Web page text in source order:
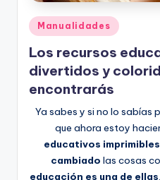
Publicado
en
Manualidades
Los recursos
divertidos y
encontrarás
Ya sabes y si no lo sabías
que ahora estoy
educativos imprimibles
cambiado las cosas
educación es una de ellas